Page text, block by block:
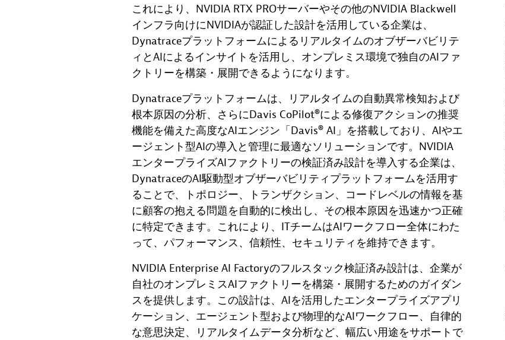
これにより、NVIDIA RTX PROサーバーやその他のNVIDIA Blackwell
インフラ向けにNVIDIAが認証した設計を活用している企業は、
Dynatraceプラットフォームによるリアルタイムのオブザーバビリテ
ィとAIによるインサイトを活用し、オンプレミス環境で独自のAIファ
クトリーを構築・展開できるようになります。
Dynatraceプラットフォームは、リアルタイムの自動異常検知および
根本原因の分析、さらにDavis CoPilot®による修復アクションの推奨
機能を備えた高度なAIエンジン「Davis® AI」を搭載しており、AIやエ
ージェント型AIの導入と管理に最適なソリューションです。NVIDIA
エンタープライズAIファクトリーの検証済み設計を導入する企業は、
DynatraceのAI駆動型オブザーバビリティプラットフォームを活用す
ることで、トポロジー、トランザクション、コードレベルの情報を基
に顧客の抱える問題を自動的に検出し、その根本原因を迅速かつ正確
に特定できます。これにより、ITチームはAIワークフロー全体にわた
って、パフォーマンス、信頼性、セキュリティを維持できます。
NVIDIA Enterprise AI Factoryのフルスタック検証済み設計は、企業が
自社のオンプレミスAIファクトリーを構築・展開するためのガイダン
スを提供します。この設計は、AIを活用したエンタープライズアプリ
ケーション、エージェント型および物理的なAIワークフロー、自律的
な意思決定、リアルタイムデータ分析など、幅広い用途をサポートで